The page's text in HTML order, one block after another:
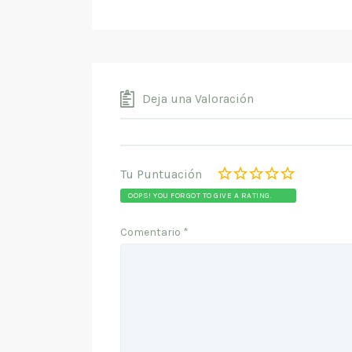
Deja una Valoración
Tu Puntuación
OOPS! YOU FORGOT TO GIVE A RATING.
Comentario *